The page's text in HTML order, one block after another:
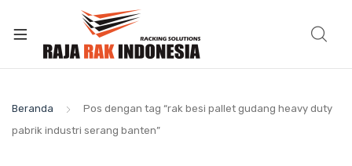
Beranda
Pos dengan tag “rak besi pallet gudang heavy duty
pabrik industri serang banten”